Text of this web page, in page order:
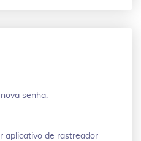
senha.
aplicativo de rastreador